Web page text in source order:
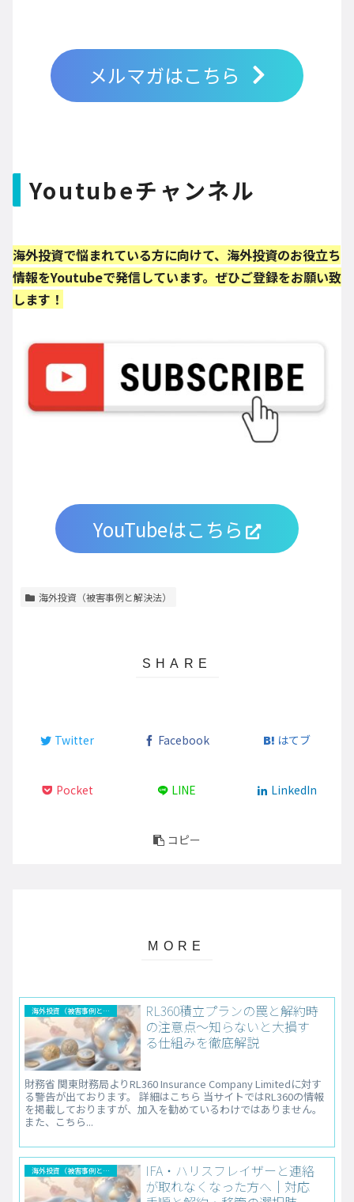
メルマガはこちら
Youtubeチャンネル
海外投資で悩まれている方に向けて、海外投資のお役立ち
情報をYoutubeで発信しています。ぜひご登録をお願い致
します！
YouTubeはこちら
海外投資（被害事例と解決法）
Twitter Facebook はてブ
Pocket LINE LinkedIn
コピー
海外投資（被害事例と解決法）
RL360積立プランの罠と解約時
の注意点～知らないと大損す
る仕組みを徹底解説
財務省 関東財務局よりRL360 Insurance Company Limitedに対す
る警告が出ております。 詳細はこちら 当サイトではRL360の情報
を掲載しておりますが、加入を勧めているわけではありません。
また、こちら...
海外投資（被害事例と解決法）
IFA・ハリスフレイザーと連絡
が取れなくなった方へ｜対応